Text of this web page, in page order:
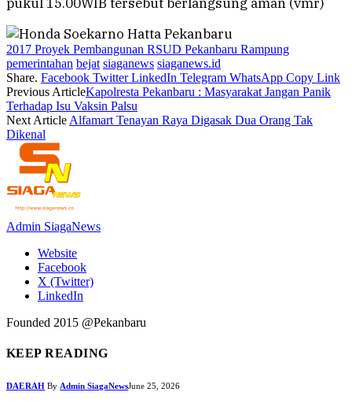
2017 Proyek Pembangunan RSUD Pekanbaru Rampung
pemerintahan bejat siaganews siaganews.id
Share. Facebook Twitter LinkedIn Telegram WhatsApp Copy Link
Previous ArticleKapolresta Pekanbaru : Masyarakat Jangan Panik
Terhadap Isu Vaksin Palsu
Next Article Alfamart Tenayan Raya Digasak Dua Orang Tak
Dikenal
Admin SiagaNews
Website
Facebook
X (Twitter)
LinkedIn
Founded 2015 @Pekanbaru
KEEP READING
DAERAH By Admin SiagaNewsJune 25, 2026